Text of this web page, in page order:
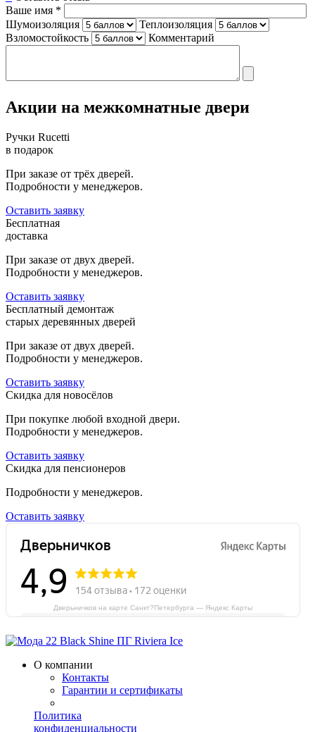
Ваше имя *
Шумоизоляция
Теплоизоляция
Взломостойкость
Комментарий
Акции на межкомнатные двери
Ручки Rucetti
в подарок
При заказе от трёх дверей.
Подробности у менеджеров.
Оставить заявку
Бесплатная
доставка
При заказе от двух дверей.
Подробности у менеджеров.
Оставить заявку
Бесплатный демонтаж
старых деревянных дверей
При заказе от двух дверей.
Подробности у менеджеров.
Оставить заявку
Скидка для новосёлов
При покупке любой входной двери.
Подробности у менеджеров.
Оставить заявку
Скидка для пенсионеров
Подробности у менеджеров.
Оставить заявку
Дверьничков на карте Санкт?Петербурга — Яндекс Карты
О компании
Контакты
Гарантии и сертификаты
Политика
конфиденциальности